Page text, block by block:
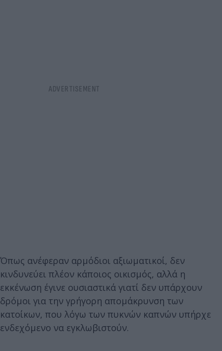
Όπως ανέφεραν αρμόδιοι αξιωματικοί, δεν
κινδυνεύει πλέον κάποιος οικισμός, αλλά η
εκκένωση έγινε ουσιαστικά γιατί δεν υπάρχουν
δρόμοι για την γρήγορη απομάκρυνση των
κατοίκων, που λόγω των πυκνών καπνών υπήρχε
ενδεχόμενο να εγκλωβιστούν.